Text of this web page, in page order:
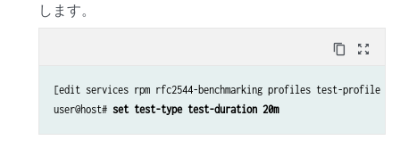
します。
content_copy zoom_out_map
[edit services rpm rfc2544-benchmarking profiles test-profile
user@host# set test-type test-duration 20m